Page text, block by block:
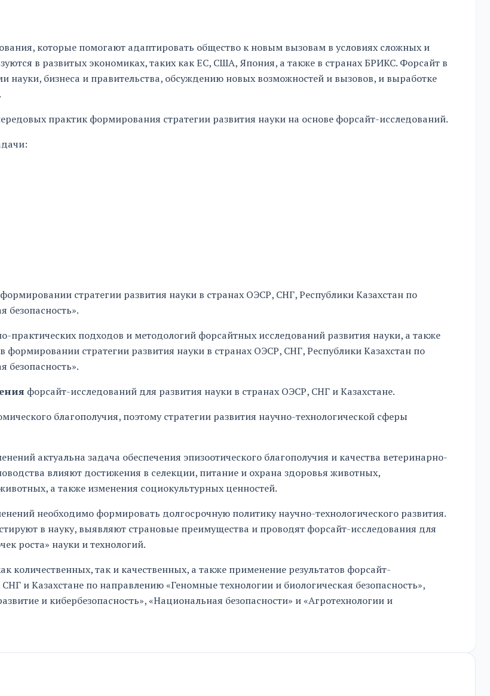
которые помогают адаптировать общество к новым вызовам в условиях сложных и
в развитых экономиках, таких как ЕС, США, Япония, а также в странах БРИКС. Форсайт в
науки, бизнеса и правительства, обсуждению новых возможностей и вызовов, и выработке
практик формирования стратегии развития науки на основе форсайт-исследований.
стратегии развития науки в странах ОЭСР, СНГ, Республики Казахстан по
безопасность».
практических подходов и методологий форсайтных исследований развития науки, а также
стратегии развития науки в странах ОЭСР, СНГ, Республики Казахстан по
безопасность».
форсайт-исследований для развития науки в странах ОЭСР, СНГ и Казахстане.
благополучия, поэтому стратегии развития научно-технологической сферы
актуальна задача обеспечения эпизоотического благополучия и качества ветеринарно-
влияют достижения в селекции, питание и охрана здоровья животных,
а также изменения социокультурных ценностей.
необходимо формировать долгосрочную политику научно-технологического развития.
в науку, выявляют страновые преимущества и проводят форсайт-исследования для
роста» науки и технологий.
количественных, так и качественных, а также применение результатов форсайт-
и Казахстане по направлению «Геномные технологии и биологическая безопасность»,
и кибербезопасность», «Национальная безопасности» и «Агротехнологии и